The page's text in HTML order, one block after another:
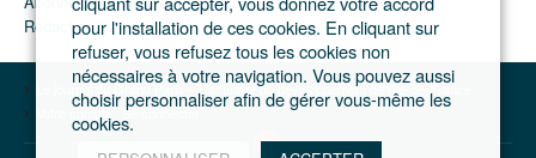
Rédaction
Le journal du Grand Paris – L'actualité du développement de l'Ile-de-France
Votre compte
Se connecter
pour l'installation de ces cookies. En cliquant sur
refuser, vous refusez tous les cookies non
nécessaires à votre navigation. Vous pouvez aussi
choisir personnaliser afin de gérer vous-même les
cookies.